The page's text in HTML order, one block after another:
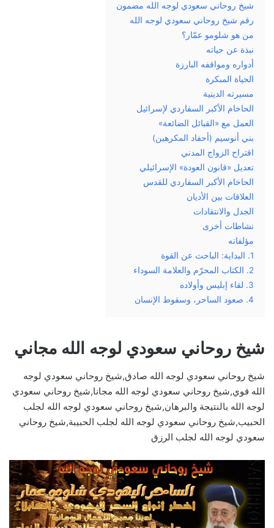
شيخ روحاني سعودي لوجه الله مضمون
رقم شيخ روحاني سعودي لوجه الله
من هو شلومو عمّار؟
نبذة عن حياته
أدواره ومواقفه البارزة
الحياة المبكرة
مسيرته الدينية
الحاخام الأكبر السفاردي لإسرائيل
العمل مع «القبائل الضائعة»
بني أنوسيم (أحفاد المكرهين)
اقتراح الزواج المدني
تعديل «قانون العودة» الإسرائيلي
الحاخام الأكبر السفاردي للقدس
العلاقات بين الأديان
الجدل والانتقادات
نشاطات أخرى
مؤلفاته
1. البداية: الباحث عن القوة
2. الكتاب المحرّم والعلامة السوداء
3. لقاء إبليس وأولاده
4. صعود الساحر، وسقوط الإنسان
شيخ روحاني سعودي لوجه الله مجاني
شيخ روحاني سعودي لوجه الله صادق,شيخ روحاني سعودي لوجه
الله قوي,شيخ روحاني سعودي لوجه الله مجانا,شيخ روحاني سعودي
لوجه الله بالنتيجة والبرهان,شيخ روحاني سعودي لوجه الله لجلب
الحبيب,شيخ روحاني سعودي لوجه الله لجلب الحبيبة,شيخ روحاني
سعودي لوجه الله لجلب الرزق